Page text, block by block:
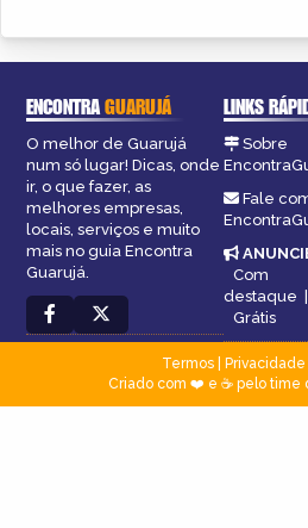
ENCONTRAGUARUJÁ
O melhor de Guarujá
num só lugar! Dicas, onde
ir, o que fazer, as
melhores empresas,
locais, serviços e muito
mais no guia Encontra
Guarujá.
LINKS
Sobre
Fale
Com
destaque |
Grátis
Termos| Privacidade
Criado com ❤️ e ☕ pelo time